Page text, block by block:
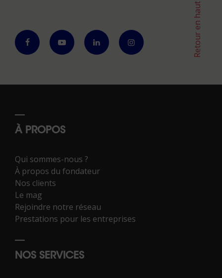
Retour en haut
À PROPOS
Qui sommes-nous ?
À propos du fondateur
Nos clients
Le mag
Rejoindre notre réseau
Prestations pour les entreprises
NOS SERVICES